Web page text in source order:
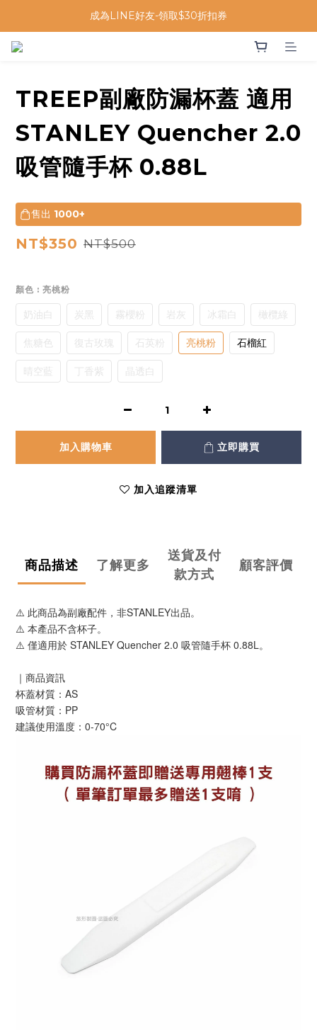
成為LINE好友-領取$30折扣券
TREEP副廠防漏杯蓋 適用
STANLEY Quencher 2.0
吸管隨手杯 0.88L
售出 1000+
NT$350 NT$500
顏色 : 亮桃粉
奶油白 炭黑 霧櫻粉 岩灰 冰霜白 橄欖綠
焦糖色 復古玫瑰 石英粉 亮桃粉 石榴紅
晴空藍 丁香紫 晶透白
加入購物車 立即購買
加入追蹤清單
商品描述 了解更多
送貨及付
款方式
顧客評價
⚠️ 此商品為副廠配件，非STANLEY出品。
⚠️ 本產品不含杯子。
⚠️ 僅適用於 STANLEY Quencher 2.0 吸管隨手杯 0.88L。
｜商品資訊
杯蓋材質：AS
吸管材質：PP
建議使用溫度：0-70°C